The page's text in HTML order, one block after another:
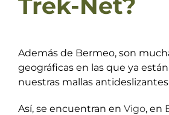
Además de Bermeo, son
geográficas en las que ya
nuestras mallas
Así, se encuentran en Vigo, en